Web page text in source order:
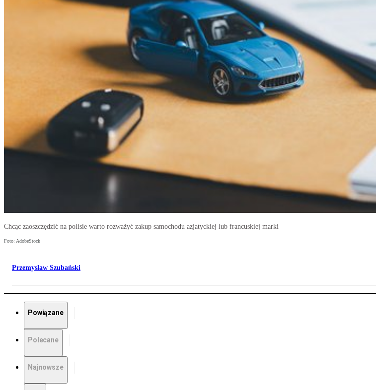
Chcąc zaoszczędzić na polisie warto rozważyć zakup samochodu azjatyckiej lub francuskiej marki
Foto: AdobeStock
Przemysław Szubański
Powiązane
Polecane
Najnowsze